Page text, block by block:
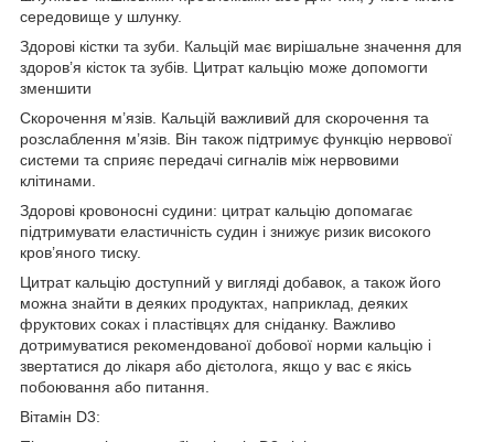
середовище у шлунку.
Здорові кістки та зуби. Кальцій має вирішальне значення для
здоров’я кісток та зубів. Цитрат кальцію може допомогти
зменшити
Скорочення м’язів. Кальцій важливий для скорочення та
розслаблення м’язів. Він також підтримує функцію нервової
системи та сприяє передачі сигналів між нервовими
клітинами.
Здорові кровоносні судини: цитрат кальцію допомагає
підтримувати еластичність судин і знижує ризик високого
кров’яного тиску.
Цитрат кальцію доступний у вигляді добавок, а також його
можна знайти в деяких продуктах, наприклад, деяких
фруктових соках і пластівцях для сніданку. Важливо
дотримуватися рекомендованої добової норми кальцію і
звертатися до лікаря або дієтолога, якщо у вас є якісь
побоювання або питання.
Вітамін D3: